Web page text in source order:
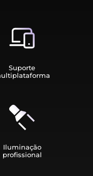
Suporte
Iluminação
profissional